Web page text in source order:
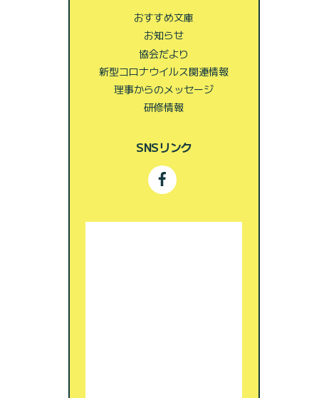
おすすめ文庫
お知らせ
協会だより
新型コロナウイルス関連情報
理事からのメッセージ
研修情報
SNSリンク